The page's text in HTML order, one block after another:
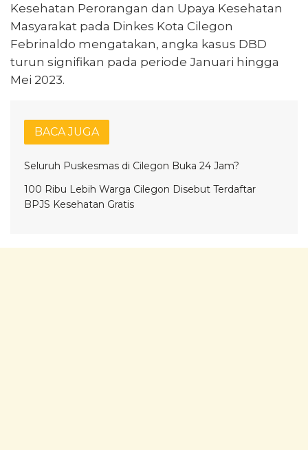
Kesehatan Perorangan dan Upaya Kesehatan
Masyarakat pada Dinkes Kota Cilegon
Febrinaldo mengatakan, angka kasus DBD
turun signifikan pada periode Januari hingga
Mei 2023.
BACA JUGA
Seluruh Puskesmas di Cilegon Buka 24 Jam?
100 Ribu Lebih Warga Cilegon Disebut Terdaftar
BPJS Kesehatan Gratis